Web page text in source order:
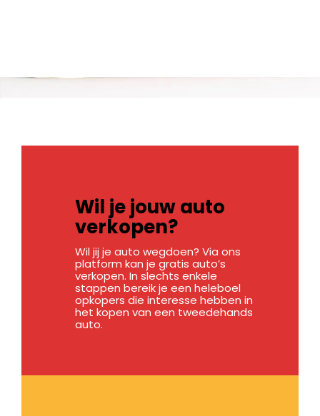
Wil je jouw auto
verkopen?
Wil jij je auto wegdoen? Via ons
platform kan je gratis auto’s
verkopen. In slechts enkele
stappen bereik je een heleboel
opkopers die interesse hebben in
het kopen van een tweedehands
auto.